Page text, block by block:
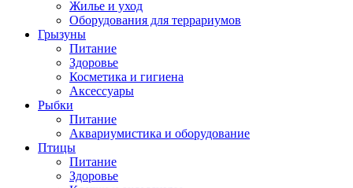
Жилье и уход
Оборудования для террариумов
Грызуны
Питание
Здоровье
Косметика и гигиена
Аксессуары
Рыбки
Питание
Аквариумистика и оборудование
Птицы
Питание
Здоровье